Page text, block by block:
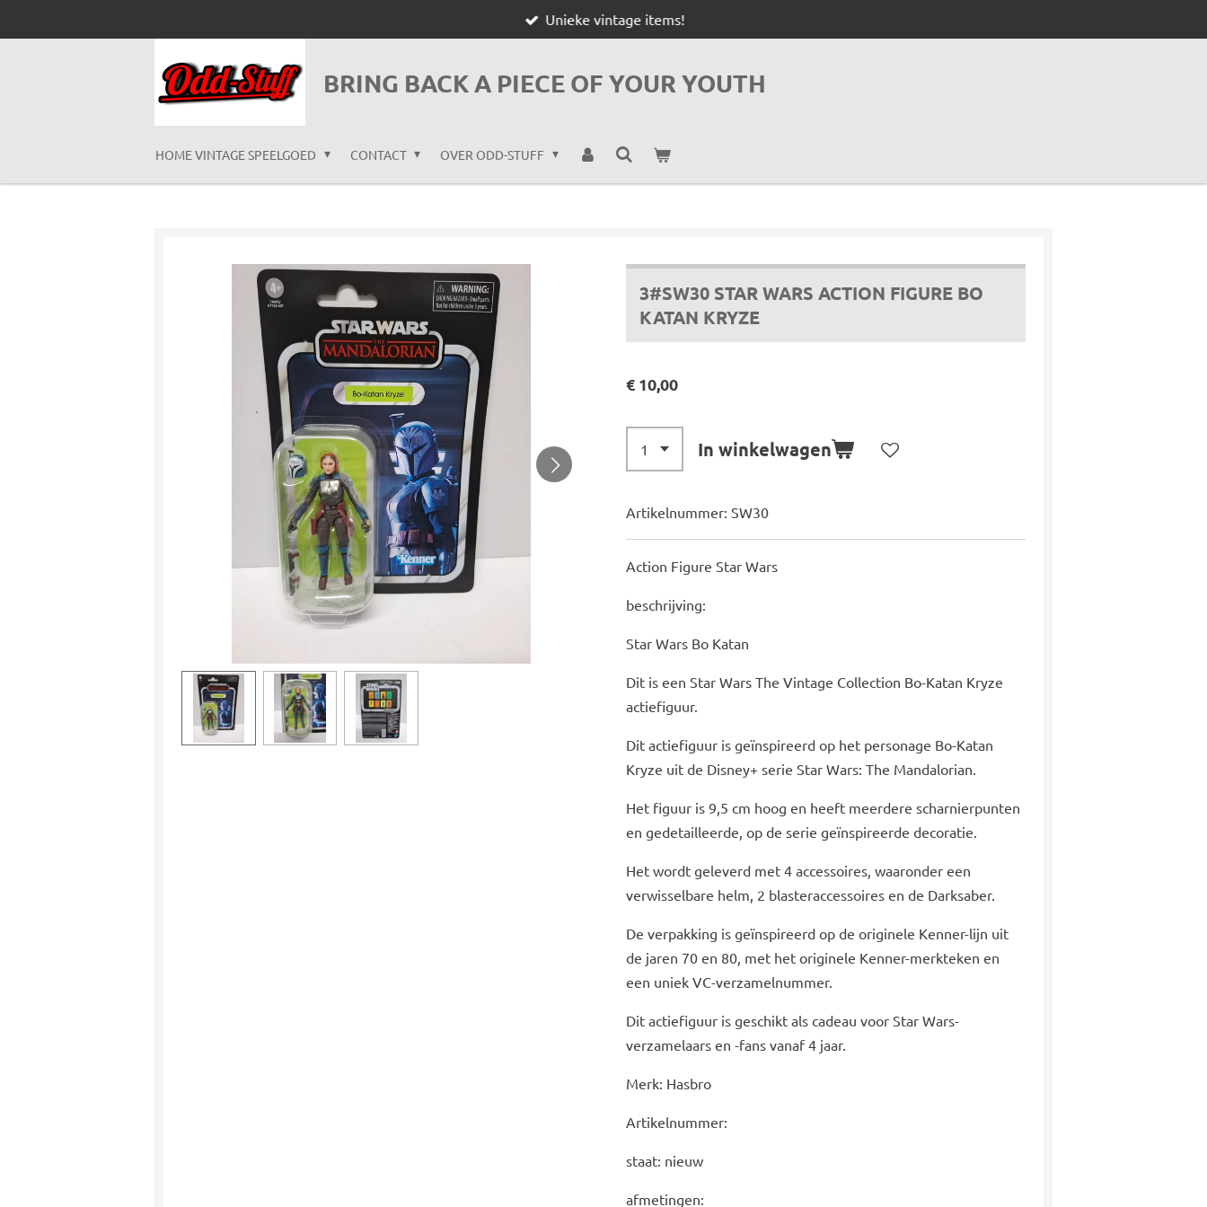
Unieke vintage items!
BRING BACK A PIECE OF YOUR YOUTH
HOME VINTAGE SPEELGOED CONTACT OVER ODD-STUFF
3#SW30 STAR WARS ACTION FIGURE BO
KATAN KRYZE
€ 10,00
In winkelwagen
Artikelnummer: SW30
Action Figure Star Wars
beschrijving:
Star Wars Bo Katan
Dit is een Star Wars The Vintage Collection Bo-Katan Kryze
actiefiguur.
Dit actiefiguur is geïnspireerd op het personage Bo-Katan
Kryze uit de Disney+ serie Star Wars: The Mandalorian.
Het figuur is 9,5 cm hoog en heeft meerdere scharnierpunten
en gedetailleerde, op de serie geïnspireerde decoratie.
Het wordt geleverd met 4 accessoires, waaronder een
verwisselbare helm, 2 blasteraccessoires en de Darksaber.
De verpakking is geïnspireerd op de originele Kenner-lijn uit
de jaren 70 en 80, met het originele Kenner-merkteken en
een uniek VC-verzamelnummer.
Dit actiefiguur is geschikt als cadeau voor Star Wars-
verzamelaars en -fans vanaf 4 jaar.
Merk: Hasbro
Artikelnummer:
staat: nieuw
afmetingen: